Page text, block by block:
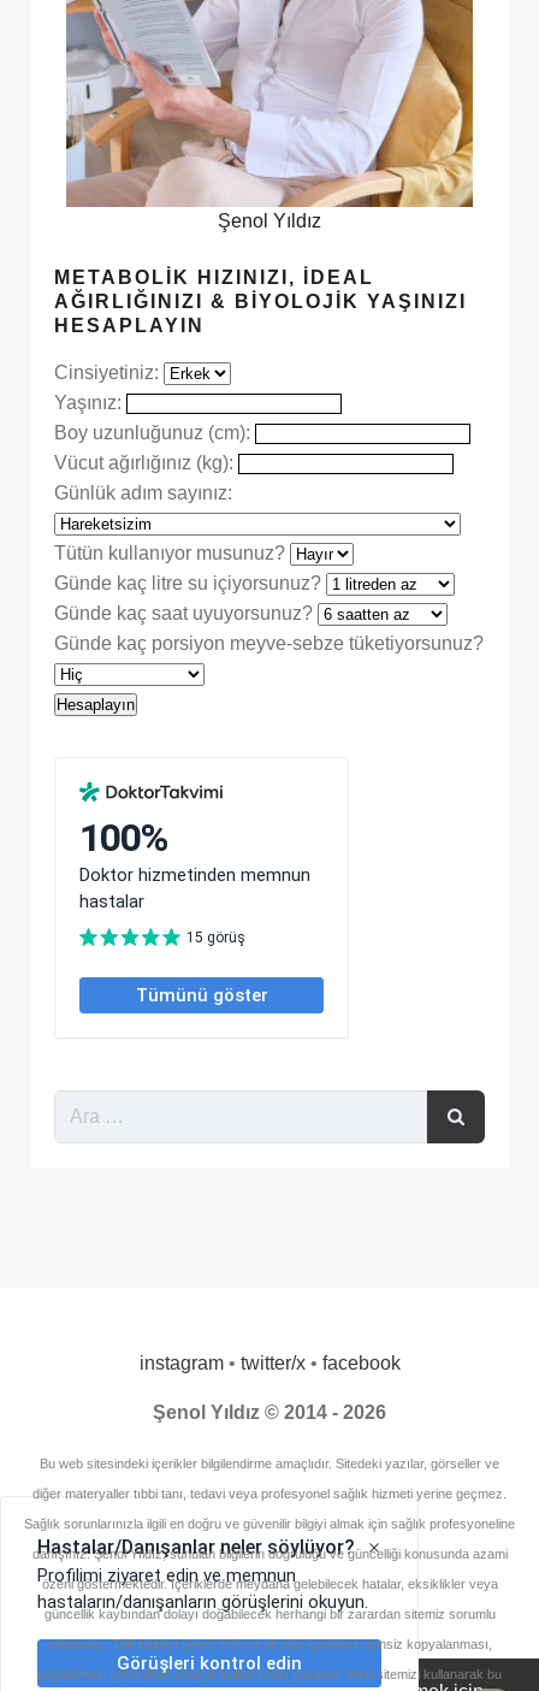
Şenol Yıldız
METABOLIK HIZINIZI, İDEAL
AĞIRLIĞINIZI & BIYOLOJIK YAŞINIZI
HESAPLAYIN
Cinsiyetiniz:
Yaşınız:
Boy uzunluğunuz (cm):
Vücut ağırlığınız (kg):
Günlük adım sayınız:
Tütün kullanıyor musunuz?
Günde kaç litre su içiyorsunuz?
Günde kaç saat uyuyorsunuz?
Günde kaç porsiyon meyve-sebze tüketiyorsunuz?
Hesaplayın
instagram• twitter/x• facebook
Şenol Yıldız © 2014 - 2026
Bu web sitesindeki içerikler bilgilendirme amaçlıdır. Sitedeki yazılar, görseller ve
diğer materyaller tıbbi tanı, tedavi veya profesyonel sağlık hizmeti yerine geçmez.
Sağlık sorunlarınızla ilgili en doğru ve güvenilir bilgiyi almak için sağlık profesyoneline
danışınız. Şenol Yıldız, sunulan bilgilerin doğruluğu ve güncelliği konusunda azami
özeni göstermektedir. İçeriklerde meydana gelebilecek hatalar, eksiklikler veya
güncellik kaybından dolayı doğabilecek herhangi bir zarardan sitemiz sorumlu
tutulamaz. Telif hakları Şenol Yıldız’a ait olan içeriklerin izinsiz kopyalanması,
çoğaltılması veya ticari amaçla kullanılması yasaktır. Web sitemizi kullanarak bu